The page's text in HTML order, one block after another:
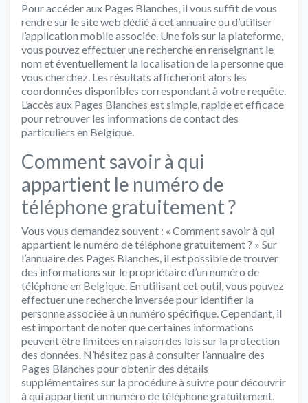
Pour accéder aux Pages Blanches, il vous suffit de vous
rendre sur le site web dédié à cet annuaire ou d’utiliser
l’application mobile associée. Une fois sur la plateforme,
vous pouvez effectuer une recherche en renseignant le
nom et éventuellement la localisation de la personne que
vous cherchez. Les résultats afficheront alors les
coordonnées disponibles correspondant à votre requête.
L’accès aux Pages Blanches est simple, rapide et efficace
pour retrouver les informations de contact des
particuliers en Belgique.
Comment savoir à qui
appartient le numéro de
téléphone gratuitement ?
Vous vous demandez souvent : « Comment savoir à qui
appartient le numéro de téléphone gratuitement ? » Sur
l’annuaire des Pages Blanches, il est possible de trouver
des informations sur le propriétaire d’un numéro de
téléphone en Belgique. En utilisant cet outil, vous pouvez
effectuer une recherche inversée pour identifier la
personne associée à un numéro spécifique. Cependant, il
est important de noter que certaines informations
peuvent être limitées en raison des lois sur la protection
des données. N’hésitez pas à consulter l’annuaire des
Pages Blanches pour obtenir des détails
supplémentaires sur la procédure à suivre pour découvrir
à qui appartient un numéro de téléphone gratuitement.